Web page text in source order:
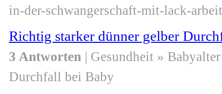
in-der-schwangerschaft-mit-lack-
Richtig starker dünner gelber
3 Antworten | Gesundheit » Babyalter
Durchfall bei Baby